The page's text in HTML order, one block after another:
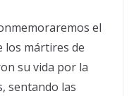
el
los mártires de
su vida por la
sentando las